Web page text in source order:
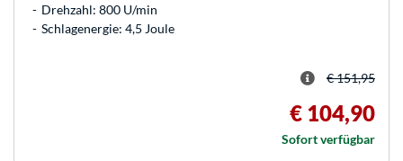
Drehzahl: 800 U/min
Schlagenergie: 4,5 Joule
€ 151,95
€ 104,90
Sofort verfügbar